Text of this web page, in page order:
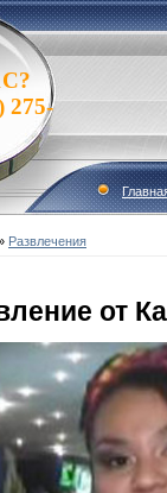
275-
Развлечения
от